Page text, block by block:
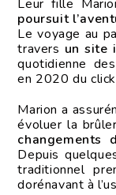
Leur fille
poursuit
Le voyage au
travers un site
quotidienne
en 2020 du
Marion a
évoluer la
changements
Depuis
traditionnel
dorénavant à